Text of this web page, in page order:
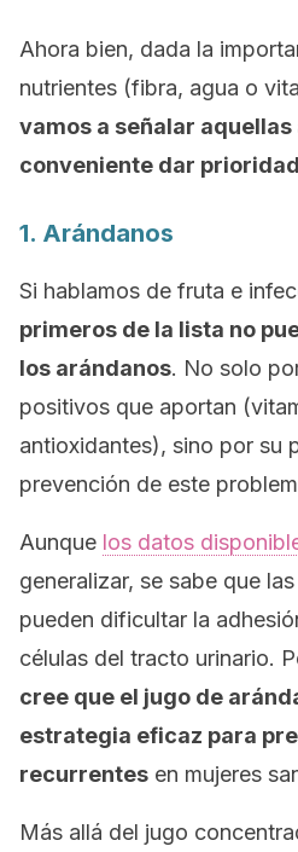
Ahora bien, dada la
nutrientes (fibra, agua o
vamos a señalar aquellas
conveniente dar prioridad
1. Arándanos
Si hablamos de fruta e
primeros de la lista no
los arándanos. No solo
positivos que aportan
antioxidantes), sino por su
prevención de este
Aunque los datos
generalizar, se sabe que
pueden dificultar la
células del tracto urinario.
cree que el jugo de
estrategia eficaz para
recurrentes en mujeres
Más allá del jugo